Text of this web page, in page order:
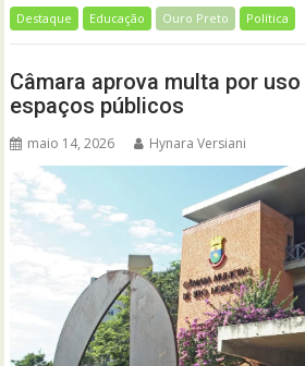
Destaque Educação Ouro Preto Política
Câmara aprova multa por
espaços públicos
maio 14, 2026 Hynara Versiani